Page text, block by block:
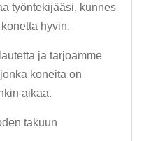
työntekijääsi, kunnes
hyvin.
ja tarjoamme
koneita on
aikaa.
takuun